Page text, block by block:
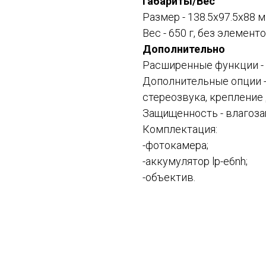
Размер - 138.5x97.5x88
Вес - 650 г, без
Дополнительно
Расширенные функции -
Дополнительные опции
стереозвука,
Защищенность -
Комплектация:
-фотокамера;
-аккумулятор lp-e6nh;
-объектив.